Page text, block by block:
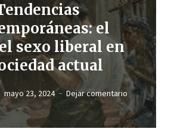
el
sexo liberal en
actual
mayo 23, 2024 Dejar comentario